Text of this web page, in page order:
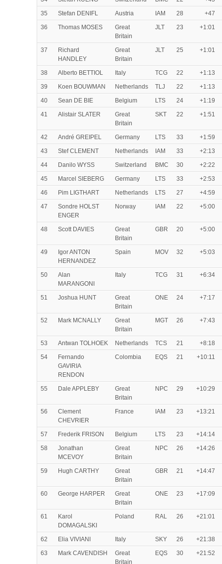
35
Stefan DENIFL Austria IAM 28
+47
36
Thomas MOSES
Great
Britain
JLT 23 +1:01
37
Richard
HANDLEY
Great
Britain
JLT 25 +1:01
38 Alberto BETTIOL Italy TCG 22
+1:13
39
Koen BOUWMAN Netherlands TLJ 22
+1:13
40
Sean DE BIE Belgium LTS 24
+1:19
41
Alistair SLATER
Great
Britain
SKT 22 +1:51
42 André GREIPEL Germany LTS 33
+1:59
43
Stef CLEMENT Netherlands IAM 33
+2:13
44
Danilo WYSS Switzerland BMC 30
+2:22
45
Marcel SIEBERG Germany LTS 33
+2:53
46
Pim LIGTHART Netherlands LTS 27
+4:59
47
Sondre HOLST
ENGER
Norway IAM 22 +5:00
48 Scott DAVIES
Great
Britain
GBR 20 +5:00
49
Igor ANTON
HERNANDEZ
Spain MOV 32 +5:03
50
Alan
MARANGONI
Italy TCG 31 +6:34
51 Joshua HUNT
Great
Britain
ONE 24 +7:17
52 Mark MCNALLY
Great
Britain
MGT 26 +7:43
53 Antwan TOLHOEK Netherlands TCS 21
+8:18
54
Fernando
GAVIRIA
RENDON
Colombia EQS 21 +10:11
55 Dale APPLEBY
Great
Britain
NPC 29 +10:29
56
Clement
CHEVRIER
France IAM 23 +13:21
57 Frederik FRISON Belgium LTS 23
+14:14
58
Jonathan
MCEVOY
Great
Britain
NPC 26 +14:26
59 Hugh CARTHY
Great
Britain
GBR 21 +14:47
60 George HARPER
Great
Britain
ONE 23 +17:09
61
Karol
DOMAGALSKI
Poland RAL 26 +21:01
62 Elia VIVIANI Italy SKY 26
+21:38
63
Mark CAVENDISH
Great
Britain
EQS 30 +21:52